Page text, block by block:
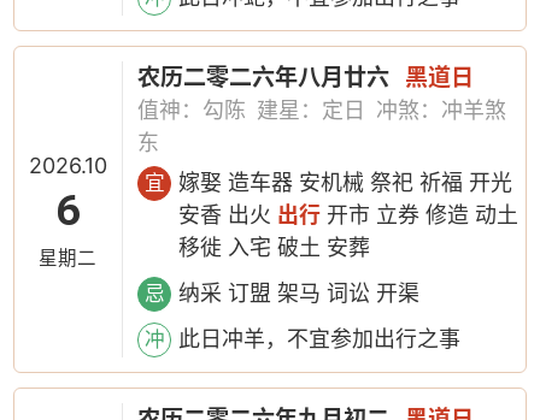
2026.10
6
星期二
农历二零二六年八月廿六 黑道日
值神：勾陈 建星：定日
冲煞：冲羊煞
东
宜
嫁娶 造车器 安机械 祭祀 祈福 开光
安香 出火 出行 开市 立券 修造 动土
移徙 入宅 破土 安葬
忌 纳采 订盟 架马 词讼 开渠
冲 此日冲羊，不宜参加出行之事